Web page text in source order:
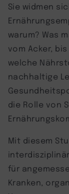
Sie widmen
warum? Was
vom Acker,
welche
nachhaltige
die Rolle von
Mit diesem
für
Kranken,